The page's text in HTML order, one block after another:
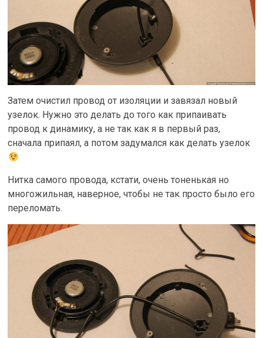
Затем очистил провод от изоляции и завязал новый
узелок. Нужно это делать до того как припаивать
провод к динамику, а не так как я в первый раз,
сначала припаял, а потом задумался как делать узелок
Нитка самого провода, кстати, очень тоненькая но
многожильная, наверное, чтобы не так просто было его
переломать.